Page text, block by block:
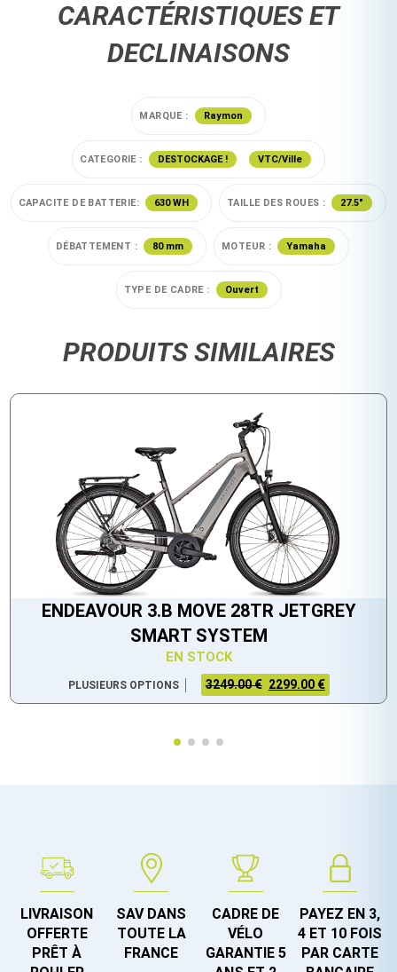
CARACTÉRISTIQUES ET
DECLINAISONS
MARQUE : Raymon
CATEGORIE : DESTOCKAGE ! VTC/Ville
CAPACITE DE BATTERIE: 630 WH TAILLE DES ROUES : 27.5"
DÉBATTEMENT : 80 mm MOTEUR : Yamaha
TYPE DE CADRE : Ouvert
PRODUITS SIMILAIRES
ENDEAVOUR 3.B MOVE 28TR JETGREY
SMART SYSTEM
EN STOCK
PLUSIEURS OPTIONS 3249.00 € 2299.00 €
LIVRAISON
OFFERTE
PRÊT À
SAV DANS
TOUTE LA
FRANCE
CADRE DE
VÉLO
GARANTIE 5
PAYEZ EN 3,
4 ET 10 FOIS
PAR CARTE